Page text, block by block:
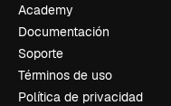
Academy
Documentación
Soporte
Términos de uso
Política de privacidad